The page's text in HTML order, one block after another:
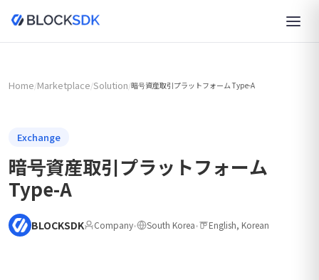
Home/Marketplace/Solution/暗号資産取引プラットフォーム Type-A
Exchange
暗号資産取引プラットフォーム
Type-A
BLOCKSDK Company• South Korea• English, Korean